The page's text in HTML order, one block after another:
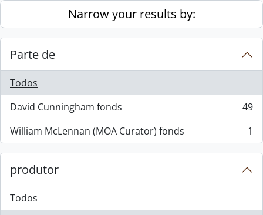
Skip to main contentNarrow your results by:
Parte de
Todos
David Cunningham fonds
, 49 resultados
49
William McLennan (MOA Curator) fonds
, 1 resultados 1
produtor
Todos